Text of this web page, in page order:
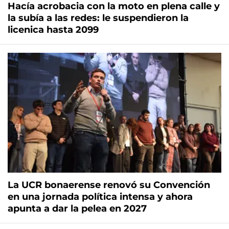
Hacía acrobacia con la moto en plena calle y
la subía a las redes: le suspendieron la
licenica hasta 2099
La UCR bonaerense renovó su Convención
en una jornada política intensa y ahora
apunta a dar la pelea en 2027